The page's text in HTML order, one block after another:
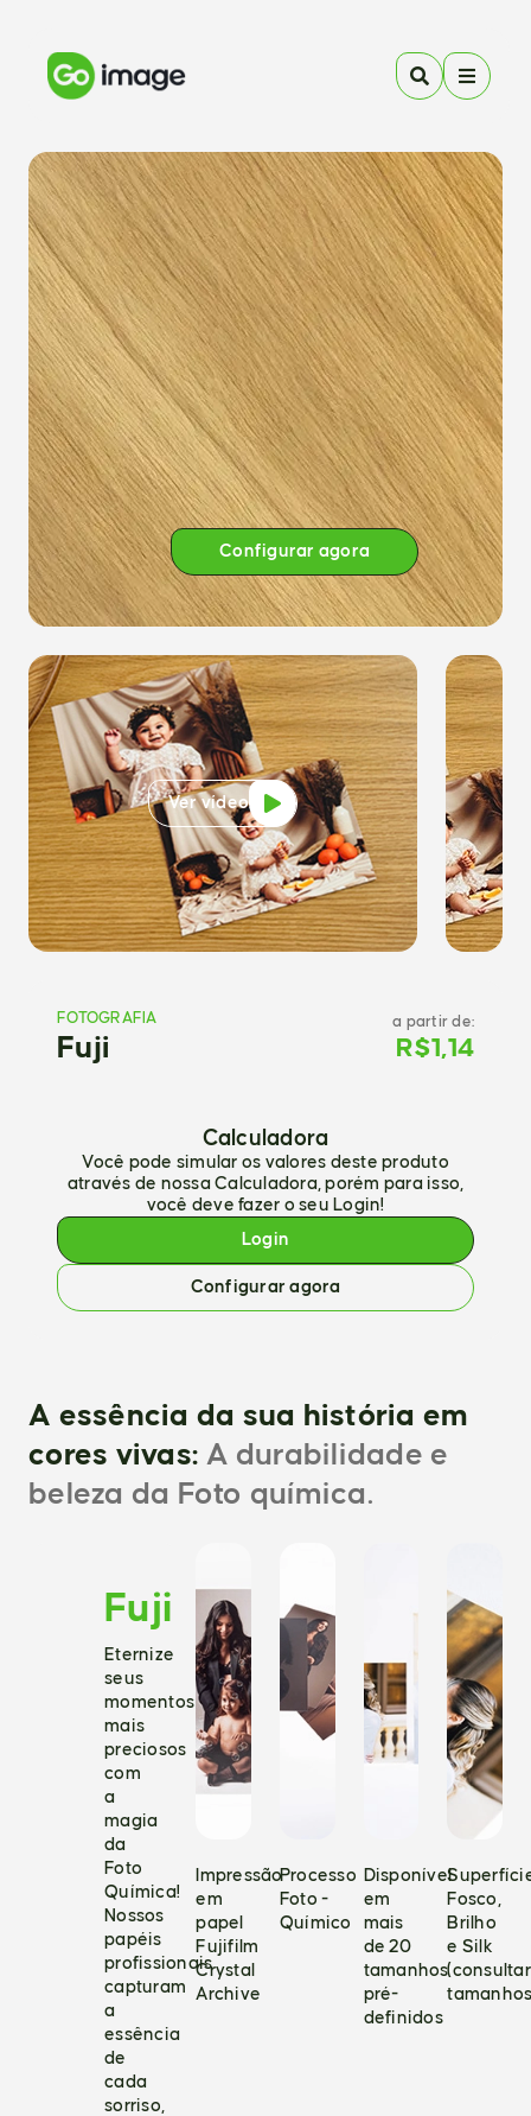
Configurar agora
Ver vídeo
FOTOGRAFIA
Fuji
a partir de:
R$1,14
Calculadora
Você pode simular os valores deste produto
através de nossa Calculadora, porém para isso,
você deve fazer o seu Login!
Login
Configurar agora
A essência da sua história em
cores vivas: A durabilidade e
beleza da Foto química.
Fuji
Eternize
seus
momentos
mais
preciosos
com
a
magia
da
Foto
Química!
Nossos
papéis
profissionais
capturam
a
essência
de
cada
sorriso,
Impressão
em
papel
Fujifilm
Crystal
Archive
Processo
Foto -
Químico
Disponível
em
mais
de 20
tamanhos
pré-
definidos
Fosco,
Brilho
e Silk
(consultar